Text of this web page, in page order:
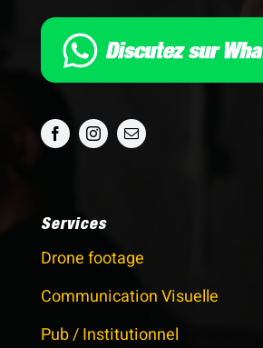
Services
Drone footage
Communication Visuelle
Pub / Institutionnel